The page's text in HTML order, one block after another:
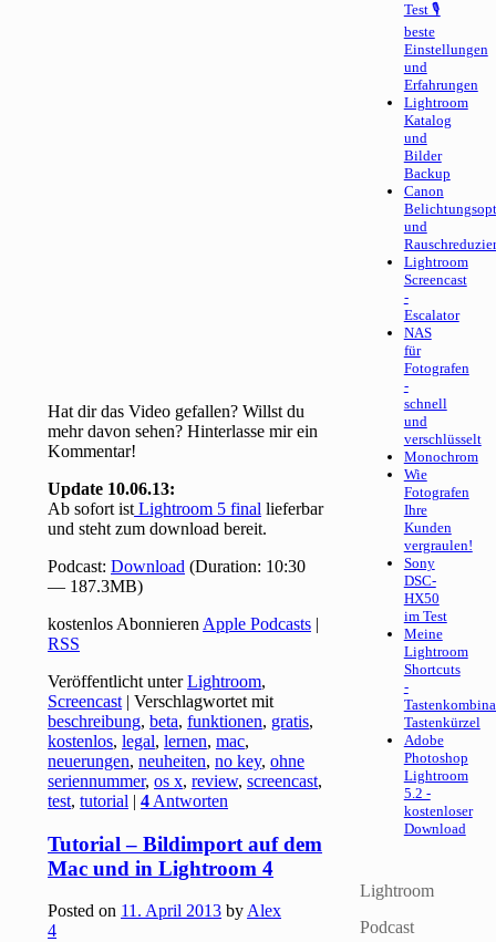
Hat dir das Video gefallen? Willst du
mehr davon sehen? Hinterlasse mir ein
Kommentar!
Update 10.06.13:
Ab sofort ist Lightroom 5 final lieferbar
und steht zum download bereit.
Podcast:Download (Duration: 10:30
— 187.3MB)
kostenlos Abonnieren Apple Podcasts |
RSS
Veröffentlicht unter Lightroom,
Screencast |Verschlagwortet mit
beschreibung,beta,funktionen, gratis,
kostenlos,legal,lernen,mac,
neuerungen,neuheiten,no key,ohne
seriennummer,os x,review,screencast,
test,tutorial |4 Antworten
Tutorial – Bildimport auf dem
Mac und in Lightroom 4
Posted on 11. April 2013 byAlex
4
Test 🎙
beste
Einstellungen
und
Erfahrungen
Lightroom
Katalog
und
Bilder
Backup
Canon
und
Lightroom
Screencast
-
Escalator
NAS
für
Fotografen
-
schnell
und
verschlüsselt
Monochrom
Wie
Fotografen
Ihre
Kunden
vergraulen!
Sony
DSC-
HX50
im Test
Meine
Lightroom
Shortcuts
-
Tastenkürzel
Adobe
Photoshop
Lightroom
5.2 -
kostenloser
Download
Lightroom
Podcast